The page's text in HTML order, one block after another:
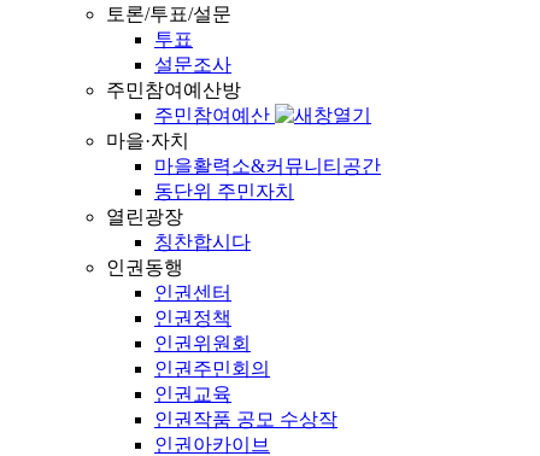
토론/투표/설문
투표
설문조사
주민참여예산방
주민참여예산
마을·자치
마을활력소&커뮤니티공간
동단위 주민자치
열린광장
칭찬합시다
인권동행
인권센터
인권정책
인권위원회
인권주민회의
인권교육
인권작품 공모 수상작
인권아카이브